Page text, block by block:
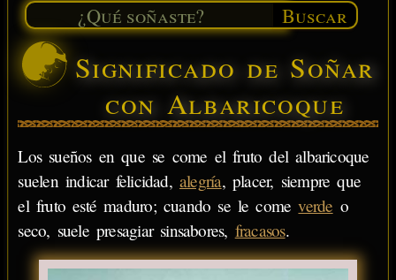
Buscar
Significado de Soñar
con Albaricoque
Los sueños en que se come el fruto del albaricoque
suelen indicar felicidad,alegría, placer, siempre que
el fruto esté maduro; cuando se le comeverde o
seco, suele presagiar sinsabores, fracasos.